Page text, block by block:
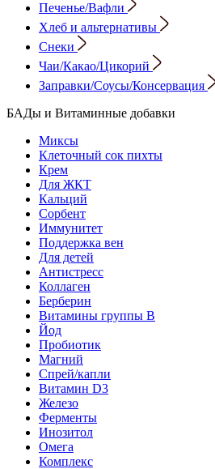
Печенье/Вафли
Хлеб и альтернативы
Снеки
Чаи/Какао/Цикорий
Заправки/Соусы/Консервация
БАДы и Витаминные добавки
Миксы
Клеточный сок пихты
Крем
Для ЖКТ
Кальций
Сорбент
Иммунитет
Поддержка вен
Для детей
Антистресс
Коллаген
Берберин
Витамины группы B
Йод
Пробиотик
Магний
Спрей/капли
Витамин D3
Железо
Ферменты
Инозитол
Омега
Комплекс